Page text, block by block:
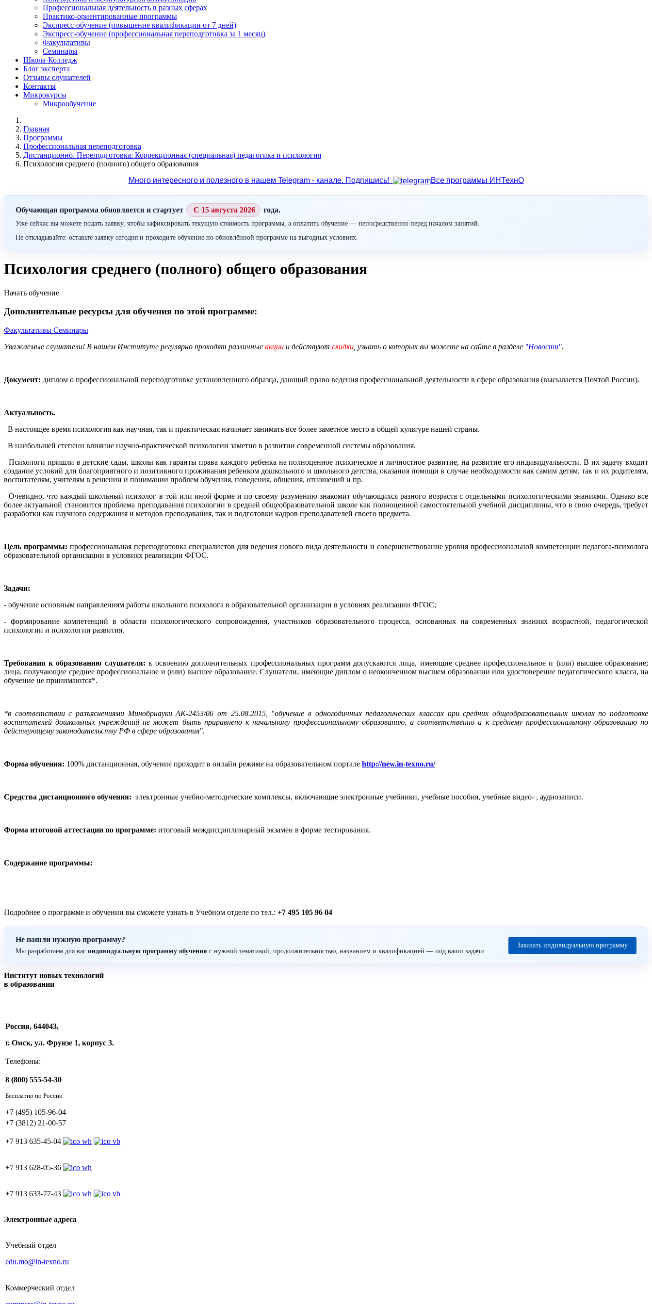
Профессиональная деятельность в разных сферах
Практико-ориентированные программы
Экспресс-обучение (повышение квалификации от 7 дней)
Экспресс-обучение (профессиональная переподготовка за 1 месяц)
Факультативы
Семинары
Школа-Колледж
Блог эксперта
Отзывы слушателей
Контакты
Микрокурсы
Микрообучение
Главная
Программы
Профессиональная переподготовка
Дистанционно. Переподготовка: Коррекционная (специальная) педагогика и психология
Психология среднего (полного) общего образования
Много интересного и полезного в нашем Telegram - канале. Подпишись!
Все программы ИНТехнО
Обучающая программа обновляется и стартует С 15 августа 2026 года.
Уже сейчас вы можете подать заявку, чтобы зафиксировать текущую стоимость программы, а оплатить обучение — непосредственно перед началом занятий.
Не откладывайте: оставьте заявку сегодня и проходите обучение по обновлённой программе на выгодных условиях.
Психология среднего (полного) общего образования
Начать обучение
Дополнительные ресурсы для обучения по этой программе:
Факультативы Семинары
Уважаемые слушатели! В нашем Институте регулярно проходят различные акции и действуют скидки , узнать о которых вы можете на сайте в разделе "Новости".
Документ: диплом о профессиональной переподготовке установленного образца, дающий право ведения профессиональной деятельности в сфере образования (высылается Почтой России).
Актуальность.
В настоящее время психология как научная, так и практическая начинает занимать все более заметное место в общей культуре нашей страны.
В наибольшей степени влияние научно-практической психологии заметно в развитии современной системы образования.
Психологи пришли в детские сады, школы как гаранты права каждого ребенка на полноценное психическое и личностное развитие, на развитие его индивидуальности. В их задачу входит
создание условий для благоприятного и позитивного проживания ребенком дошкольного и школьного детства, оказания помощи в случае необходимости как самим детям, так и их родителям,
воспитателям, учителям в решении и понимании проблем обучения, поведения, общения, отношений и пр.
Очевидно, что каждый школьный психолог в той или иной форме и по своему разумению знакомит обучающихся разного возраста с отдельными психологическими знаниями. Однако все
более актуальной становится проблема преподавания психологии в средней общеобразовательной школе как полноценной самостоятельной учебной дисциплины, что в свою очередь, требует
разработки как научного содержания и методов преподавания, так и подготовки кадров преподавателей своего предмета.
Цель программы: профессиональная переподготовка специалистов для ведения нового вида деятельности и совершенствование уровня профессиональной компетенции педагога-психолога
образовательной организации в условиях реализации ФГОС.
Задачи:
- обучение основным направлениям работы школьного психолога в образовательной организации в условиях реализации ФГОС;
- формирование компетенций в области психологического сопровождения, участников образовательного процесса, основанных на современных знаниях возрастной, педагогической
психологии и психологии развития.
Требования к образованию слушателя: к освоению дополнительных профессиональных программ допускаются лица, имеющие среднее профессиональное и (или) высшее образование;
лица, получающие среднее профессиональное и (или) высшее образование. Слушатели, имеющие диплом о неоконченном высшем образовании или удостоверение педагогического класса, на
обучение не принимаются*.
*в соответствии с разъяснениями Минобрнауки АК-2453/06 от 25.08.2015, "обучение в одногодичных педагогических классах при средних общеобразовательных школах по подготовке
воспитателей дошкольных учреждений не может быть приравнено к начальному профессиональному образованию, а соответственно и к среднему профессиональному образованию по
действующему законодательству РФ в сфере образования".
Форма обучения: 100% дистанционная, обучение проходит в онлайн режиме на образовательном портале http://new.in-texno.ru/
Средства дистанционного обучения: электронные учебно-методические комплексы, включающие электронные учебники, учебные пособия, учебные видео- , аудиозаписи.
Форма итоговой аттестации по программе: итоговый междисциплинарный экзамен в форме тестирования.
Содержание программы:
Подробнее о программе и обучении вы сможете узнать в Учебном отделе по тел.: +7 495 105 96 04
Не нашли нужную программу?
Мы разработаем для вас индивидуальную программу обучения с нужной тематикой, продолжительностью, названием и квалификацией — под ваши задачи.
Заказать индивидуальную программу
Институт новых технологий
в образовании
Россия, 644043,
г. Омск, ул. Фрунзе 1, корпус 3.
Телефоны:
8 (800) 555-54-30
Бесплатно по России
+7 (495) 105-96-04
+7 (3812) 21-00-57
+7 913 635-45-04
+7 913 628-05-36
+7 913 633-77-43
Электронные адреса
Учебный отдел
edu.mo@in-texno.ru
Коммерческий отдел